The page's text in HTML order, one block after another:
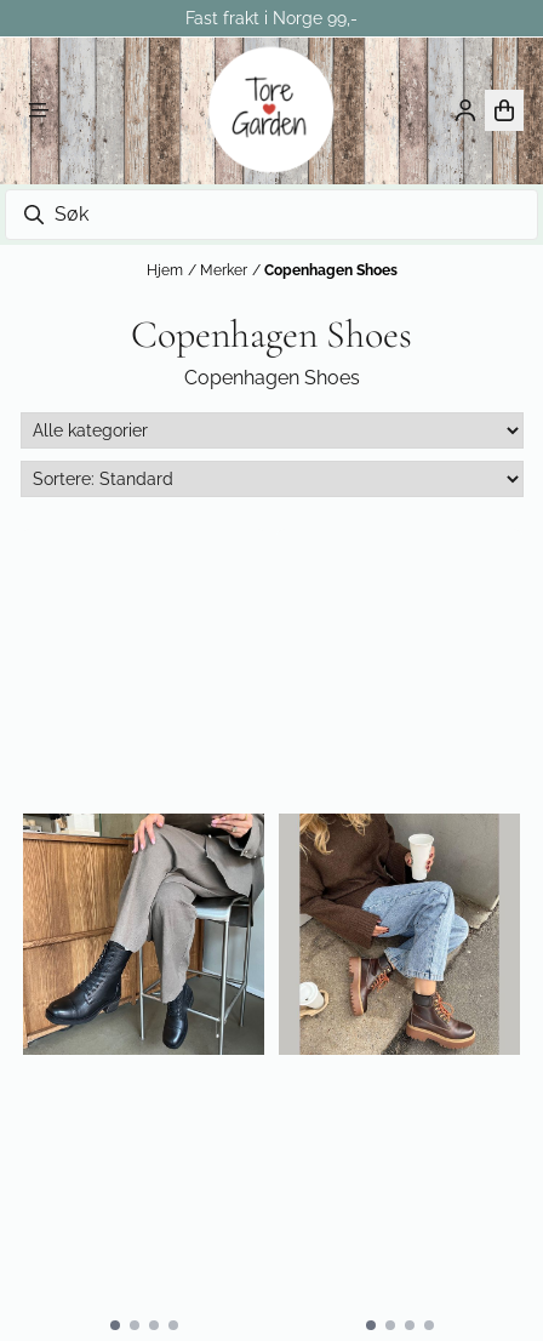
Fast frakt i Norge 99,-
Hjem / Merker / Copenhagen Shoes
Copenhagen Shoes
Copenhagen Shoes